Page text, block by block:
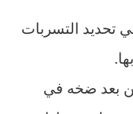
تحديد التسربات
بعد ضخه في